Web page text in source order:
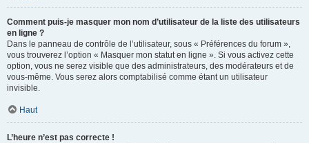
Comment puis-je masquer mon nom d’utilisateur de la liste des utilisateurs
en ligne ?
Dans le panneau de contrôle de l’utilisateur, sous « Préférences du forum »,
vous trouverez l’option « Masquer mon statut en ligne ». Si vous activez cette
option, vous ne serez visible que des administrateurs, des modérateurs et de
vous-même. Vous serez alors comptabilisé comme étant un utilisateur
invisible.
Haut
L’heure n’est pas correcte !